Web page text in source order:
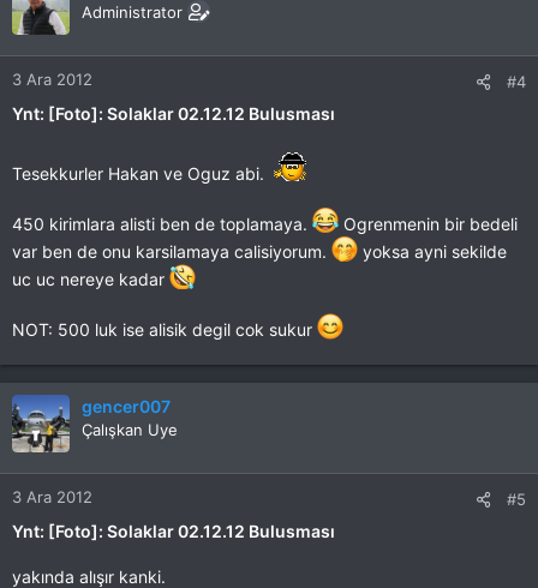
Administrator
3 Ara 2012 #4
Ynt: [Foto]: Solaklar 02.12.12 Bulusması
Tesekkurler Hakan ve Oguz abi.
450 kirimlara alisti ben de toplamaya.
Ogrenmenin bir bedeli
var ben de onu karsilamaya calisiyorum.
yoksa ayni sekilde
uc uc nereye kadar
NOT: 500 luk ise alisik degil cok sukur
gencer007
Çalışkan Uye
3 Ara 2012 #5
Ynt: [Foto]: Solaklar 02.12.12 Bulusması
yakında alışır kanki.